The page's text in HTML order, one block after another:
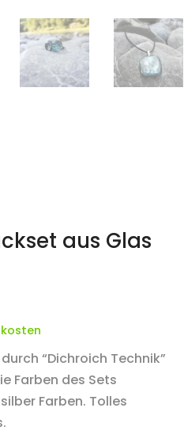
aus Glas
“Dichroich Technik”
Farben des Sets
Farben. Tolles